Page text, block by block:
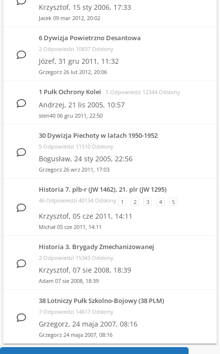
Krzysztof, 15 sty 2006, 17:33
Jacek 09 mar 2012, 20:02
6 Dywizja Powietrzno Desantowa
2 Odpowiedzi 10837 Odsłony
Józef, 31 gru 2011, 11:32
Grzegorz 26 lut 2012, 20:06
1 Pułk Ochrony Kolei 5 Odpowiedzi 12344 Odsłony
Andrzej, 21 lis 2005, 10:57
sten40 06 gru 2011, 22:50
30 Dywizja Piechoty w latach 1950-1952
5 Odpowiedzi 11510 Odsłony
Bogusław, 24 sty 2005, 22:56
Grzegorz 26 wrz 2011, 17:03
Historia 7. plb-r (JW 1462), 21. plr (JW 1295)
46 Odpowiedzi 40134 Odsłony 1 2 3 4 5
Krzysztof, 05 cze 2011, 14:11
Michał 05 cze 2011, 14:11
Historia 3. Brygady Zmechanizowanej
2 Odpowiedzi 15343 Odsłony
Krzysztof, 07 sie 2008, 18:39
Adam 07 sie 2008, 18:39
38 Lotniczy Pułk Szkolno-Bojowy (38 PLM)
7 Odpowiedzi 14617 Odsłony
Grzegorz, 24 maja 2007, 08:16
Grzegorz 24 maja 2007, 08:16